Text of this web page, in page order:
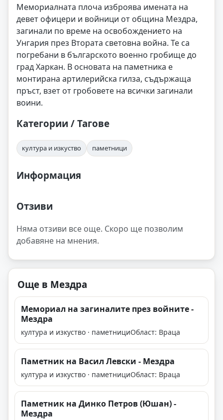
Мемориалната плоча изброява имената на
девет офицери и войници от община Мездра,
загинали по време на освобождението на
Унгария през Втората световна война. Те са
погребани в българското военно гробище до
град Харкан. В основата на паметника е
монтирана артилерийска гилза, съдържаща
пръст, взет от гробовете на всички загинали
воини.
Категории / Тагове
култура и изкуство паметници
Информация
Отзиви
Няма отзиви все още. Скоро ще позволим
добавяне на мнения.
Още в Мездра
Мемориал на загиналите през войните -
Мездра
култура и изкуство · паметнициОбласт: Враца
Паметник на Васил Левски - Мездра
култура и изкуство · паметнициОбласт: Враца
Паметник на Динко Петров (Юшан) -
Мездра